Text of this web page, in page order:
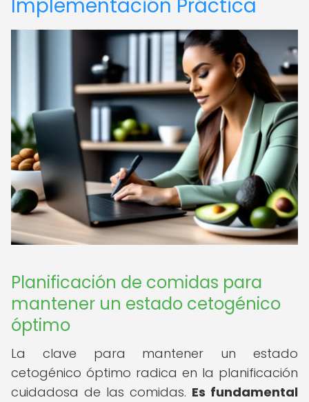
Implementación Práctica
Planificación de comidas para
mantener un estado cetogénico
óptimo
La clave para mantener un estado
cetogénico óptimo radica en la planificación
cuidadosa de las comidas. Es fundamental